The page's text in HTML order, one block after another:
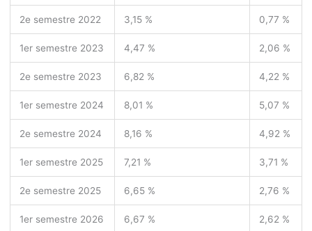
2e semestre 2022 3,15 % 0,77 %
1er semestre 2023 4,47 % 2,06 %
2e semestre 2023 6,82 % 4,22 %
1er semestre 2024 8,01 % 5,07 %
2e semestre 2024 8,16 % 4,92 %
1er semestre 2025 7,21 % 3,71 %
2e semestre 2025 6,65 % 2,76 %
1er semestre 2026 6,67 % 2,62 %